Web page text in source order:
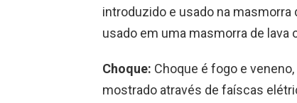
introduzido e usado na
usado em uma masmorra de lava
Choque: Choque é fogo e
mostrado através de faíscas